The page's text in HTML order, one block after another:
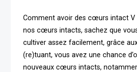
Comment avoir des cœurs intact V
nos cœurs intacts, sachez que
cultiver assez facilement, grâce
(re)tuant, vous avez une chance
nouveaux cœurs intacts,